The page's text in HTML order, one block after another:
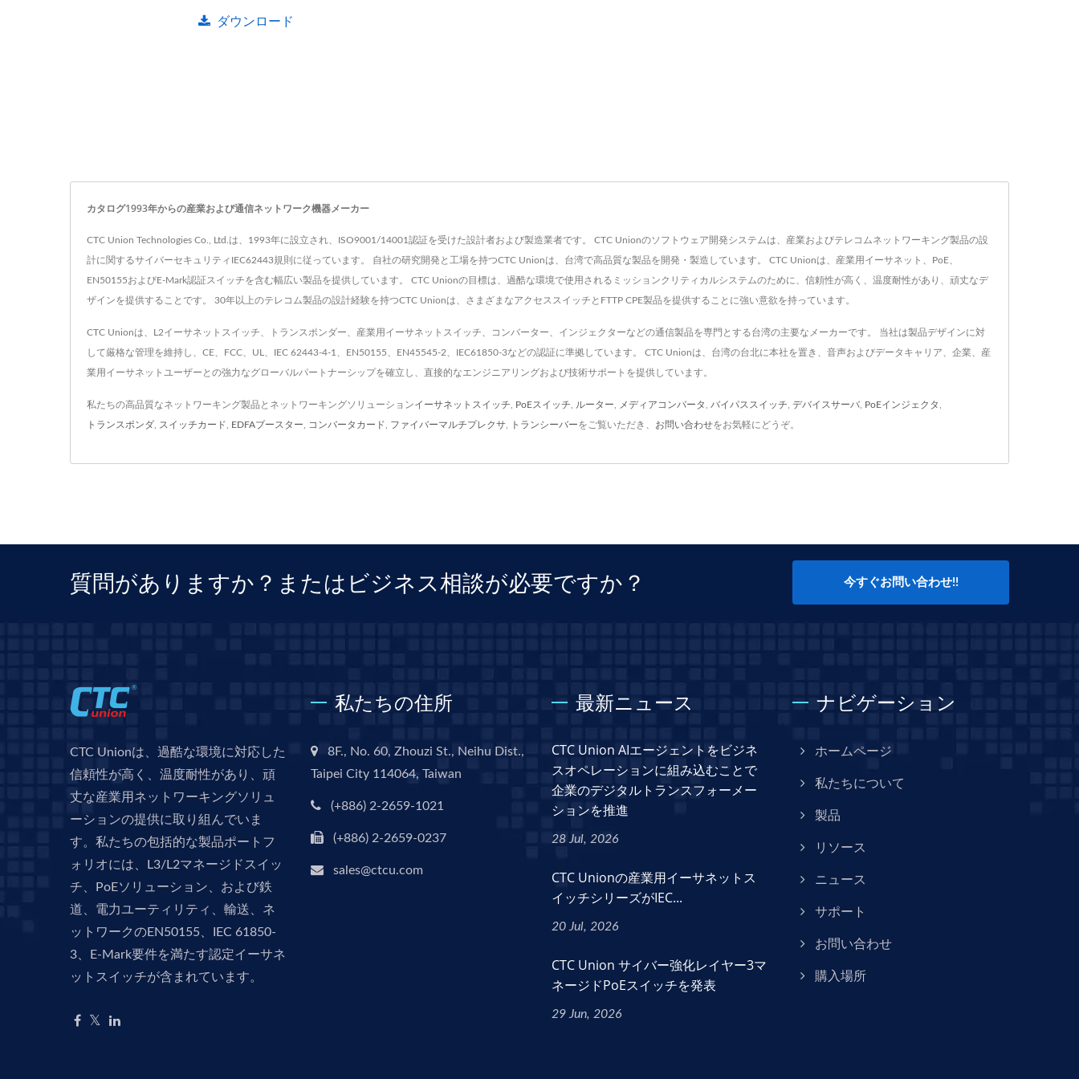
ダウンロード
カタログ1993年からの産業および通信ネットワーク機器メーカー
CTC Union Technologies Co., Ltd.は、1993年に設立され、ISO9001/14001認証を受けた設計者および製造業者です。 CTC Unionのソフトウェア開発システムは、産業およびテレコムネットワーキング製品の設
計に関するサイバーセキュリティIEC62443規則に従っています。 自社の研究開発と工場を持つCTC Unionは、台湾で高品質な製品を開発・製造しています。 CTC Unionは、産業用イーサネット、PoE、
EN50155およびE-Mark認証スイッチを含む幅広い製品を提供しています。 CTC Unionの目標は、過酷な環境で使用されるミッションクリティカルシステムのために、信頼性が高く、温度耐性があり、頑丈なデ
ザインを提供することです。 30年以上のテレコム製品の設計経験を持つCTC Unionは、さまざまなアクセススイッチとFTTP CPE製品を提供することに強い意欲を持っています。
CTC Unionは、L2イーサネットスイッチ、トランスポンダー、産業用イーサネットスイッチ、コンバーター、インジェクターなどの通信製品を専門とする台湾の主要なメーカーです。 当社は製品デザインに対
して厳格な管理を維持し、CE、FCC、UL、IEC 62443-4-1、EN50155、EN45545-2、IEC61850-3などの認証に準拠しています。 CTC Unionは、台湾の台北に本社を置き、音声およびデータキャリア、企業、産
業用イーサネットユーザーとの強力なグローバルパートナーシップを確立し、直接的なエンジニアリングおよび技術サポートを提供しています。
私たちの高品質なネットワーキング製品とネットワーキングソリューションイーサネットスイッチ PoEスイッチ ルーター メディアコンバータ バイパススイッチ デバイスサーバ PoEインジェクタ
トランスポンダ スイッチカード EDFAブースター コンバータカード ファイバーマルチプレクサ トランシーバーをご覧いただき、 お問い合わせをお気軽にどうぞ。
質問がありますか？またはビジネス相談が必要ですか？ 今すぐお問い合わせ!!
CTC Unionは、過酷な環境に対応した
信頼性が高く、温度耐性があり、頑
丈な産業用ネットワーキングソリュ
ーションの提供に取り組んでいま
す。私たちの包括的な製品ポートフ
ォリオには、L3/L2マネージドスイッ
チ、PoEソリューション、および鉄
道、電力ユーティリティ、輸送、ネ
ットワークのEN50155、IEC 61850-
3、E-Mark要件を満たす認定イーサネ
ットスイッチが含まれています。
私たちの住所
8F., No. 60, Zhouzi St., Neihu Dist.,
Taipei City 114064, Taiwan
(+886) 2-2659-1021
(+886) 2-2659-0237
sales@ctcu.com
最新ニュース
CTC Union AIエージェントをビジネ
スオペレーションに組み込むことで
企業のデジタルトランスフォーメー
ションを推進
28 Jul, 2026
CTC Unionの産業用イーサネットス
イッチシリーズがIEC...
20 Jul, 2026
CTC Union サイバー強化レイヤー3マ
ネージドPoEスイッチを発表
29 Jun, 2026
ナビゲーション
ホームページ
私たちについて
製品
リソース
ニュース
サポート
お問い合わせ
購入場所